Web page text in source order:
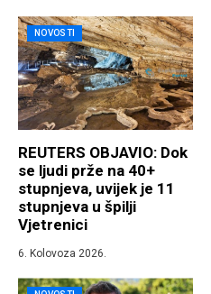
NOVOSTI
REUTERS OBJAVIO: Dok
se ljudi prže na 40+
stupnjeva, uvijek je 11
stupnjeva u špilji
Vjetrenici
6. Kolovoza 2026.